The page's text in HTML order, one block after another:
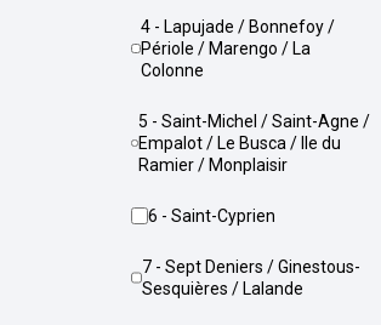
4 - Lapujade / Bonnefoy /
Périole / Marengo / La
Colonne
5 - Saint-Michel / Saint-Agne /
Empalot / Le Busca / Ile du
Ramier / Monplaisir
6 - Saint-Cyprien
7 - Sept Deniers / Ginestous-
Sesquières / Lalande